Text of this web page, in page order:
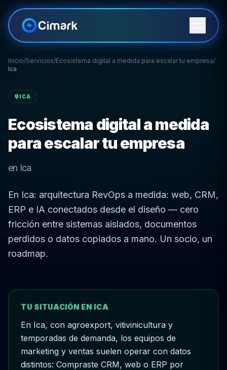
Inicio/Servicios/Ecosistema digital a medida para escalar tu empresa/
Ica
ICA
Ecosistema digital a medida
para escalar tu empresa
en Ica
En Ica: arquitectura RevOps a medida: web, CRM,
ERP e IA conectados desde el diseño — cero
fricción entre sistemas aislados, documentos
perdidos o datos copiados a mano. Un socio, un
roadmap.
TU SITUACIÓN EN ICA
En Ica, con agroexport, vitivinicultura y
temporadas de demanda, los equipos de
marketing y ventas suelen operar con datos
distintos: Compraste CRM, web o ERP por